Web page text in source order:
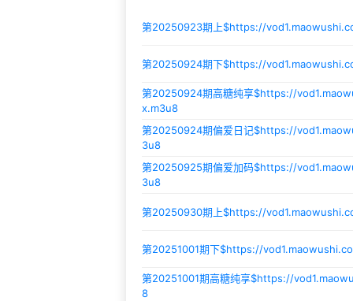
第20250923期上$https://
第20250924期下$https://
第20250924期高糖纯享$https://
x.m3u8
第20250924期偏爱日记$https://
3u8
第20250925期偏爱加码$https://
3u8
第20250930期上$https://
第20251001期下$https://
第20251001期高糖纯享$https://
8